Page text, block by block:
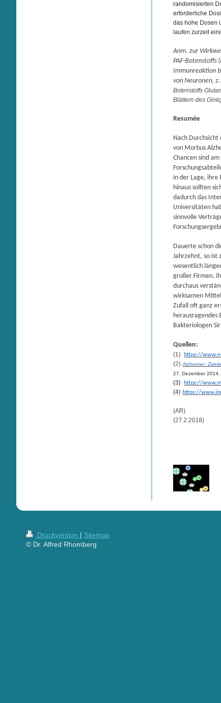
randomisierten
erforderliche
das hohe Dosen
laufen zurzeit
Anm. zur
PAF-Botenstoffs
Immunreaktion
von Neuronen,
Botenstoffs
Blättern des
Resumée
Nach
von Morbus
Chancen sind
in der Lage, ihre
hinaus sollten
dadurch das
Universitäten
sinnvolle
Dauerte schon
Jahrzehnt, so
wesentlich
großer Firmen,
durchaus
wirksamen
Zufall oft ganz
herausragendes
Bakteriologen
Quellen:
(1) https://
(2) Alzheimer:
27. Dezember 2014.
(3) https://
(4) https://
(AR)
(27.2.2018)
Druckversion | Sitemap
© Dr. Alfred Rhomberg